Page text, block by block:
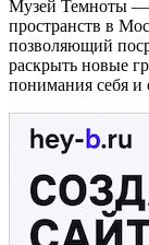
Музей Темноты —
пространств в
позволяющий
раскрыть новые
понимания себя и